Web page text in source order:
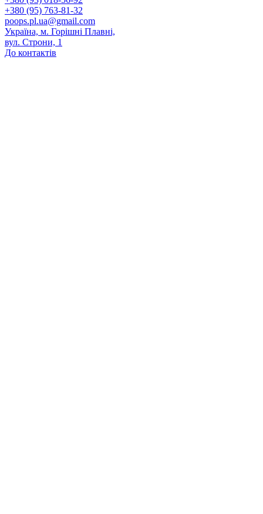
+380 (95) 763-81-32
poops.pl.ua@gmail.com
Україна, м. Горішні Плавні,
вул. Строни, 1
До контактів